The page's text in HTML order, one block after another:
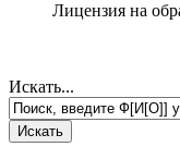
Лицензия на
Искать...